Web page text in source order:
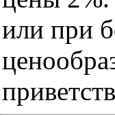
или при